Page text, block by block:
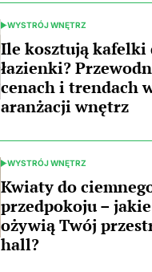
POSTED
IN
WYSTRÓJ WNĘTRZ
Ile kosztują kafelki
łazienki?
cenach i trendach
aranżacji wnętrz
POSTED
IN
WYSTRÓJ WNĘTRZ
Kwiaty do
przedpokoju –
ożywią Twój
hall?